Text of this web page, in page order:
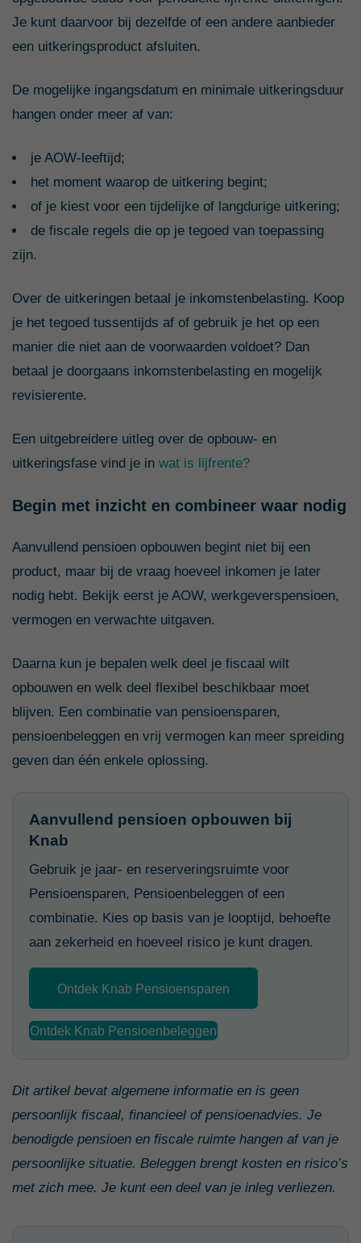
Je kunt daarvoor bij dezelfde of een andere aanbieder
een uitkeringsproduct afsluiten.
De mogelijke ingangsdatum en minimale uitkeringsduur
hangen onder meer af van:
je AOW-leeftijd;
het moment waarop de uitkering begint;
of je kiest voor een tijdelijke of langdurige uitkering;
de fiscale regels die op je tegoed van toepassing
zijn.
Over de uitkeringen betaal je inkomstenbelasting. Koop
je het tegoed tussentijds af of gebruik je het op een
manier die niet aan de voorwaarden voldoet? Dan
betaal je doorgaans inkomstenbelasting en mogelijk
revisierente.
Een uitgebreidere uitleg over de opbouw- en
uitkeringsfase vind je in wat is lijfrente?
Begin met inzicht en combineer waar nodig
Aanvullend pensioen opbouwen begint niet bij een
product, maar bij de vraag hoeveel inkomen je later
nodig hebt. Bekijk eerst je AOW, werkgeverspensioen,
vermogen en verwachte uitgaven.
Daarna kun je bepalen welk deel je fiscaal wilt
opbouwen en welk deel flexibel beschikbaar moet
blijven. Een combinatie van pensioensparen,
pensioenbeleggen en vrij vermogen kan meer spreiding
geven dan één enkele oplossing.
Aanvullend pensioen opbouwen bij
Knab
Gebruik je jaar- en reserveringsruimte voor
Pensioensparen, Pensioenbeleggen of een
combinatie. Kies op basis van je looptijd, behoefte
aan zekerheid en hoeveel risico je kunt dragen.
Ontdek Knab Pensioensparen
Ontdek Knab Pensioenbeleggen
Dit artikel bevat algemene informatie en is geen
persoonlijk fiscaal, financieel of pensioenadvies. Je
benodigde pensioen en fiscale ruimte hangen af van je
persoonlijke situatie. Beleggen brengt kosten en risico’s
met zich mee. Je kunt een deel van je inleg verliezen.